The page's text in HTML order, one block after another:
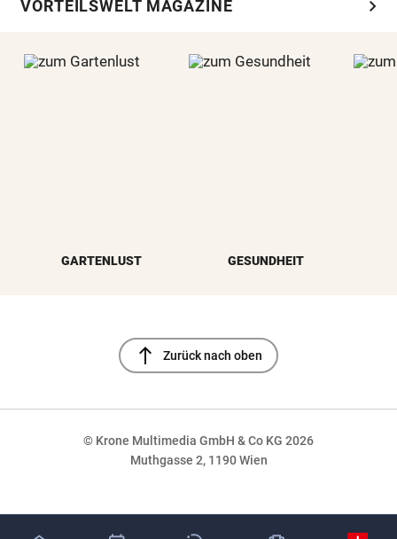
VORTEILSWELT MAGAZINE chevron_right
GARTENLUST GESUNDHEIT
north Zurück nach oben
© Krone Multimedia GmbH & Co KG 2026
Muthgasse 2, 1190 Wien
NaN%